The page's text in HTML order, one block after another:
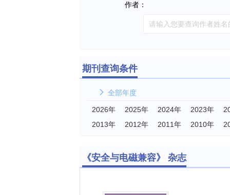
作者：
期刊查询条件
全部年度
2026年 2025年 2024年 2023年
2013年
2012年 2011年 2010年
《安全与电磁兼容》 杂志